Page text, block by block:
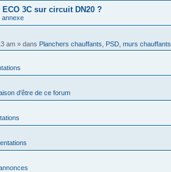
3C sur circuit DN20 ?
annexe
am » dans Planchers chauffants, PSD, murs chauffants
d'être de ce forum